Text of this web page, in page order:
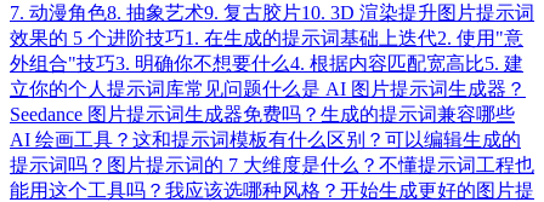
7. 动漫角色8. 抽象艺术9. 复古胶片10. 3D 渲染提升图片提示词
效果的 5 个进阶技巧1. 在生成的提示词基础上迭代2. 使用"意
外组合"技巧3. 明确你不想要什么4. 根据内容匹配宽高比5. 建
立你的个人提示词库常见问题什么是 AI 图片提示词生成器？
Seedance 图片提示词生成器免费吗？ 生成的提示词兼容哪些
AI 绘画工具？ 这和提示词模板有什么区别？ 可以编辑生成的
提示词吗？ 图片提示词的 7 大维度是什么？ 不懂提示词工程也
能用这个工具吗？ 我应该选哪种风格？ 开始生成更好的图片提